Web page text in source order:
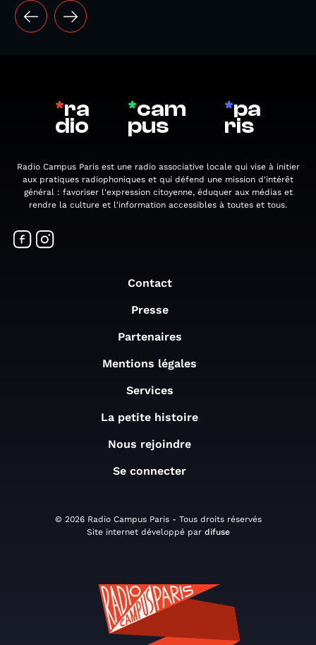
*ra
dio
*cam
pus
*pa
ris
Radio Campus Paris est une radio associative locale qui vise à initier
aux pratiques radiophoniques et qui défend une mission d'intérêt
général : favoriser l'expression citoyenne, éduquer aux médias et
rendre la culture et l'information accessibles à toutes et tous.
Contact
Presse
Partenaires
Mentions légales
Services
La petite histoire
Nous rejoindre
Se connecter
© 2026 Radio Campus Paris - Tous droits réservés
Site internet développé par difuse